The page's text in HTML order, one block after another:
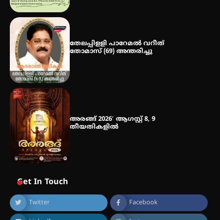
തേലപ്പിളളി പാറേമൽ വറീത്
തോമാസ് (69) അന്തരിച്ചു
അരങ്ങ് 2026′ ആഗസ്റ്റ് 8, 9
തീയതികളിൽ
Get In Touch
Twitter Facebook